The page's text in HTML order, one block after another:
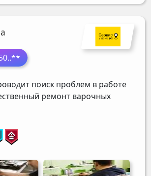
..**
поиск проблем в работе
ремонт варочных